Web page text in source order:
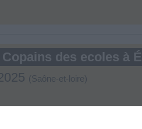
des ecoles à
(Saône-et-loire)